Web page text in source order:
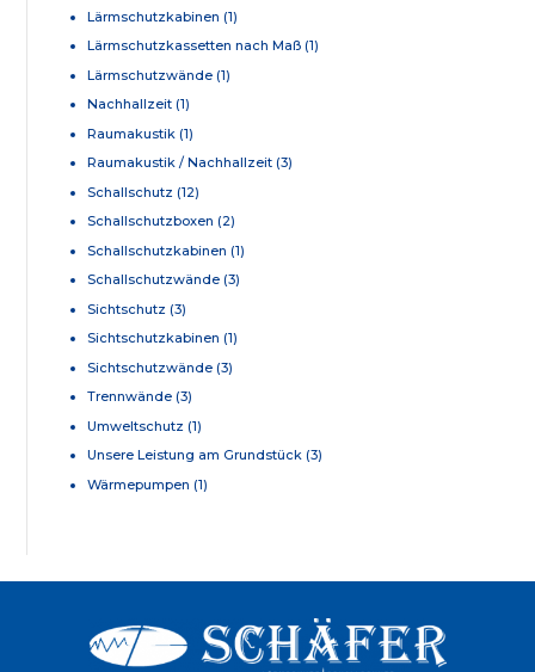
Lärmschutzkabinen (1)
Lärmschutzkassetten nach Maß (1)
Lärmschutzwände (1)
Nachhallzeit (1)
Raumakustik (1)
Raumakustik / Nachhallzeit (3)
Schallschutz (12)
Schallschutzboxen (2)
Schallschutzkabinen (1)
Schallschutzwände (3)
Sichtschutz (3)
Sichtschutzkabinen (1)
Sichtschutzwände (3)
Trennwände (3)
Umweltschutz (1)
Unsere Leistung am Grundstück (3)
Wärmepumpen (1)